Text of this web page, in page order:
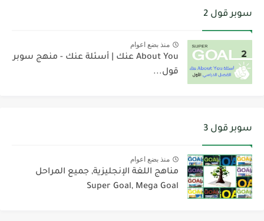
سوبر قول 2
منذ بضع اعوام
About You عنك | أسئلة عنك - منهج سوبر
قول...
سوبر قول 3
منذ بضع اعوام
مناهج اللغة الإنجليزية, جميع المراحل
Super Goal, Mega Goal